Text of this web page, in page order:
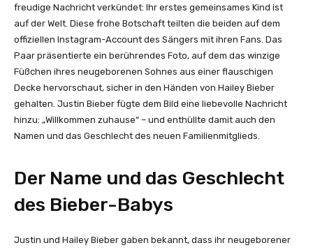
freudige Nachricht verkündet: Ihr erstes gemeinsames Kind ist
auf der Welt. Diese frohe Botschaft teilten die beiden auf dem
offiziellen Instagram-Account des Sängers mit ihren Fans. Das
Paar präsentierte ein berührendes Foto, auf dem das winzige
Füßchen ihres neugeborenen Sohnes aus einer flauschigen
Decke hervorschaut, sicher in den Händen von Hailey Bieber
gehalten. Justin Bieber fügte dem Bild eine liebevolle Nachricht
hinzu: „Willkommen zuhause“ – und enthüllte damit auch den
Namen und das Geschlecht des neuen Familienmitglieds.
Der Name und das Geschlecht
des Bieber-Babys
Justin und Hailey Bieber gaben bekannt, dass ihr neugeborener